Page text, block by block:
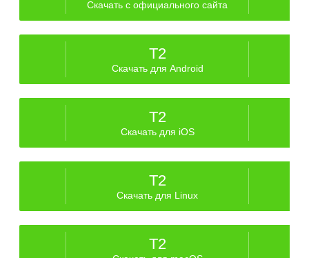
Скачать с официального сайта
T2
Скачать для Android
T2
Скачать для iOS
T2
Скачать для Linux
T2